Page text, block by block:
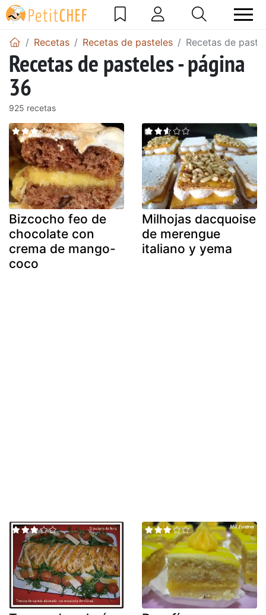
Recetas Recetas de pasteles Recetas de
Recetas de pasteles - página
36
925 recetas
Bizcocho feo de
chocolate con
crema de mango-
coco
Milhojas dacquoise
de merengue
italiano y yema